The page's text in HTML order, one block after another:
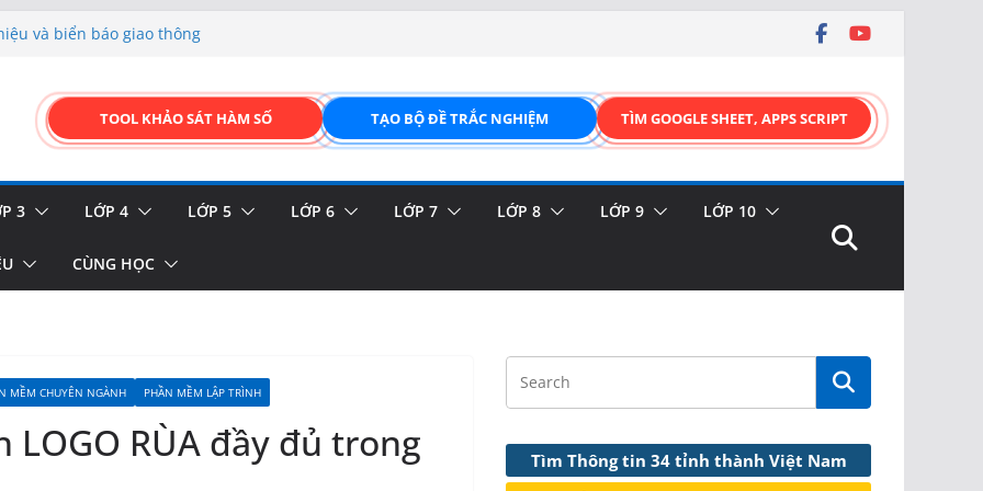
và biển báo giao thông
của thực vật
DIỆN ĐỈNH CAO &
TOOL KHẢO SÁT HÀM SỐ TẠO BỘ ĐỀ TRẮC NGHIỆM TÌM GOOGLE SHEET, APPS SCRIPT
3 LỚP 4 LỚP 5 LỚP 6 LỚP 7 LỚP 8 LỚP 9 LỚP 10
CÙNG HỌC
MỀM CHUYÊN NGÀNH PHẦN MỀM LẬP TRÌNH
LOGO RÙA đầy đủ trong
Tìm Thông tin 34 tỉnh thành Việt Nam